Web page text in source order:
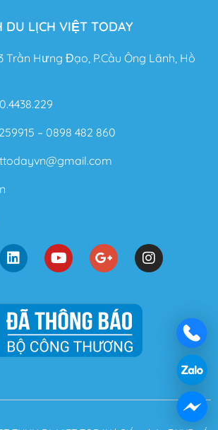
DU LỊCH VIỆT TODAY
Trần Hưng Đạo, P.Cầu Ông Lãnh, Hồ
– 0898 482 860